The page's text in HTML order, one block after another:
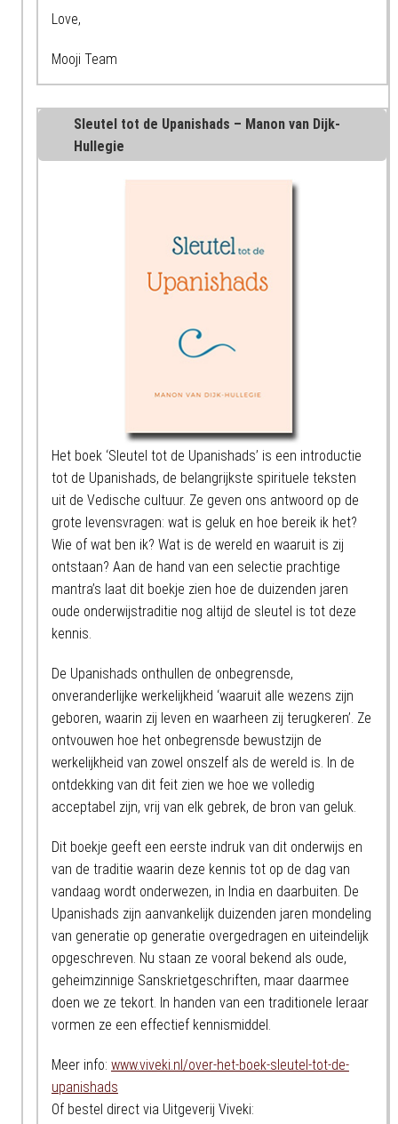
Love,
Mooji Team
Sleutel tot de Upanishads – Manon van Dijk-
Hullegie
Het boek ‘Sleutel tot de Upanishads’ is een introductie
tot de Upanishads, de belangrijkste spirituele teksten
uit de Vedische cultuur. Ze geven ons antwoord op de
grote levensvragen: wat is geluk en hoe bereik ik het?
Wie of wat ben ik? Wat is de wereld en waaruit is zij
ontstaan? Aan de hand van een selectie prachtige
mantra’s laat dit boekje zien hoe de duizenden jaren
oude onderwijstraditie nog altijd de sleutel is tot deze
kennis.
De Upanishads onthullen de onbegrensde,
onveranderlijke werkelijkheid ‘waaruit alle wezens zijn
geboren, waarin zij leven en waarheen zij terugkeren’. Ze
ontvouwen hoe het onbegrensde bewustzijn de
werkelijkheid van zowel onszelf als de wereld is. In de
ontdekking van dit feit zien we hoe we volledig
acceptabel zijn, vrij van elk gebrek, de bron van geluk.
Dit boekje geeft een eerste indruk van dit onderwijs en
van de traditie waarin deze kennis tot op de dag van
vandaag wordt onderwezen, in India en daarbuiten. De
Upanishads zijn aanvankelijk duizenden jaren mondeling
van generatie op generatie overgedragen en uiteindelijk
opgeschreven. Nu staan ze vooral bekend als oude,
geheimzinnige Sanskrietgeschriften, maar daarmee
doen we ze tekort. In handen van een traditionele leraar
vormen ze een effectief kennismiddel.
Meer info: www.viveki.nl/over-het-boek-sleutel-tot-de-
upanishads
Of bestel direct via Uitgeverij Viveki: